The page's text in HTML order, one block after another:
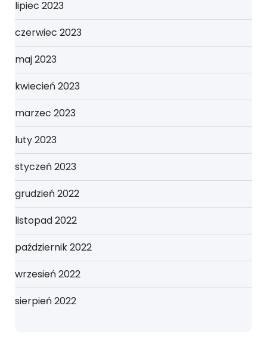
lipiec 2023
czerwiec 2023
maj 2023
kwiecień 2023
marzec 2023
luty 2023
styczeń 2023
grudzień 2022
listopad 2022
październik 2022
wrzesień 2022
sierpień 2022